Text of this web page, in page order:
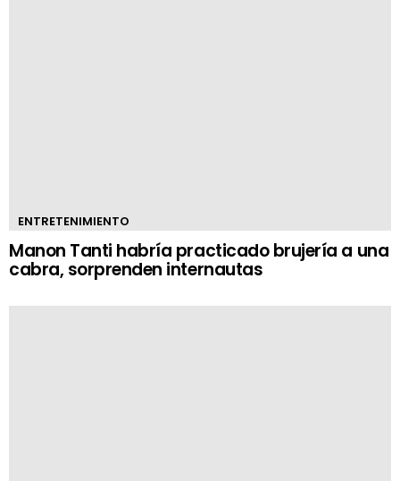
ENTRETENIMIENTO
Manon Tanti habría practicado brujería a una
cabra, sorprenden internautas